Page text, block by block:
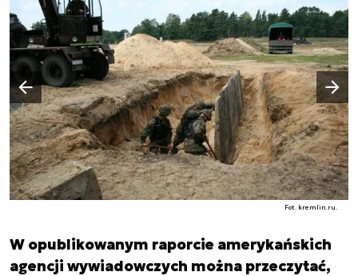
Fot. kremlin.ru.
Poprzedni slajd
Następny slajd
W opublikowanym raporcie amerykańskich
agencji wywiadowczych można przeczytać,